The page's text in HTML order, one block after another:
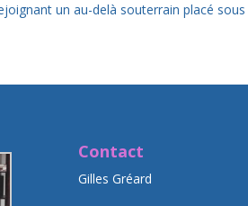
un au-delà souterrain placé sous
Contact
Gilles Gréard